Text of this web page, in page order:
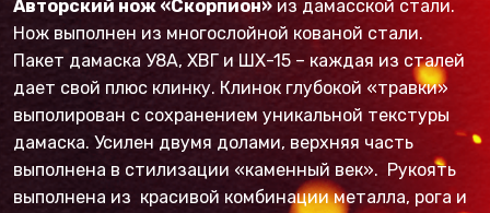
Авторский нож «Скорпион» из дамасской стали.
Нож выполнен из многослойной кованой стали.
Пакет дамаска У8А, ХВГ и ШХ-15 – каждая из сталей
дает свой плюс клинку. Клинок глубокой «травки»
выполирован с сохранением уникальной текстуры
дамаска. Усилен двумя долами, верхняя часть
выполнена в стилизации «каменный век». Рукоять
выполнена из красивой комбинации металла, рога и